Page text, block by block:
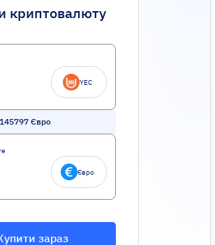
криптовалюту
YEC
Євро
Євро
зараз